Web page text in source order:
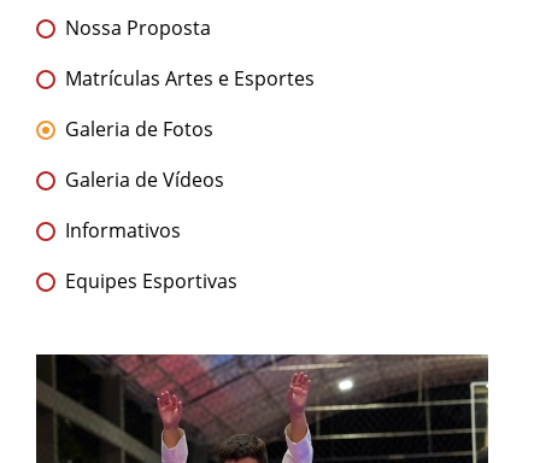
Nossa Proposta
Matrículas Artes e Esportes
Galeria de Fotos
Galeria de Vídeos
Informativos
Equipes Esportivas